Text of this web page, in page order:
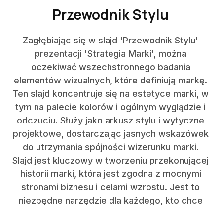
Przewodnik Stylu
Zagłębiając się w slajd 'Przewodnik Stylu'
prezentacji 'Strategia Marki', można
oczekiwać wszechstronnego badania
elementów wizualnych, które definiują markę.
Ten slajd koncentruje się na estetyce marki, w
tym na palecie kolorów i ogólnym wyglądzie i
odczuciu. Służy jako arkusz stylu i wytyczne
projektowe, dostarczając jasnych wskazówek
do utrzymania spójności wizerunku marki.
Slajd jest kluczowy w tworzeniu przekonującej
historii marki, która jest zgodna z mocnymi
stronami biznesu i celami wzrostu. Jest to
niezbędne narzędzie dla każdego, kto chce